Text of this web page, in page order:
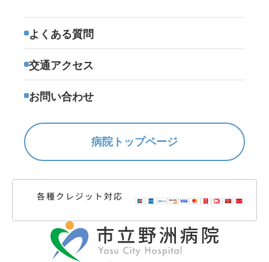
よくある質問
交通アクセス
お問い合わせ
病院トップページ
各種クレジット対応